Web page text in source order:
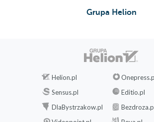
Grupa Helion
Helion.pl
Sensus.pl
Editio.pl
DlaBystrzakow.pl